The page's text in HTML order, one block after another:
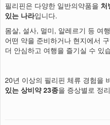
필리핀은 다양한 일반의약품을 처
있는 나라입니다.
몸살, 설사, 멀미, 알레르기 등 여
어떤 약을 준비하거나 현지에서
더 안심하고 여행을 즐기실 수 있
20년 이상의 필리핀 체류 경험을
있는 상비약 23종을 증상별로 정